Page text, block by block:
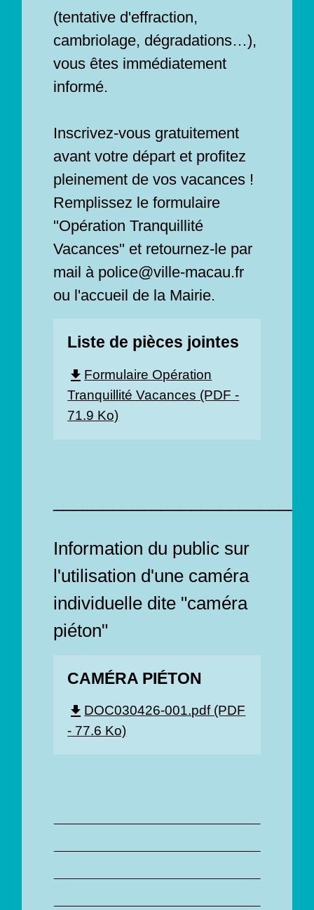
(tentative d'effraction,
cambriolage, dégradations…),
vous êtes immédiatement
informé.
Inscrivez-vous gratuitement
avant votre départ et profitez
pleinement de vos vacances !
Remplissez le formulaire
"Opération Tranquillité
Vacances" et retournez-le par
mail à police@ville-macau.fr
ou l'accueil de la Mairie.
Liste de pièces jointes
file_downloadFormulaire Opération
Tranquillité Vacances (PDF -
71.9 Ko)
Information du public sur
l'utilisation d'une caméra
individuelle dite "caméra
piéton"
CAMÉRA PIÉTON
file_downloadDOC030426-001.pdf (PDF
- 77.6 Ko)